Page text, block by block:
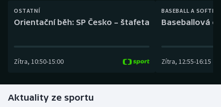
Curling
Golf
OSTATNÍ
Orientační běh: SP Česko – štafeta
Zítra, 10:50-15:00
BASEBALL A
Baseballová
Zítra, 12:55-16:15
Aktuality ze sportu